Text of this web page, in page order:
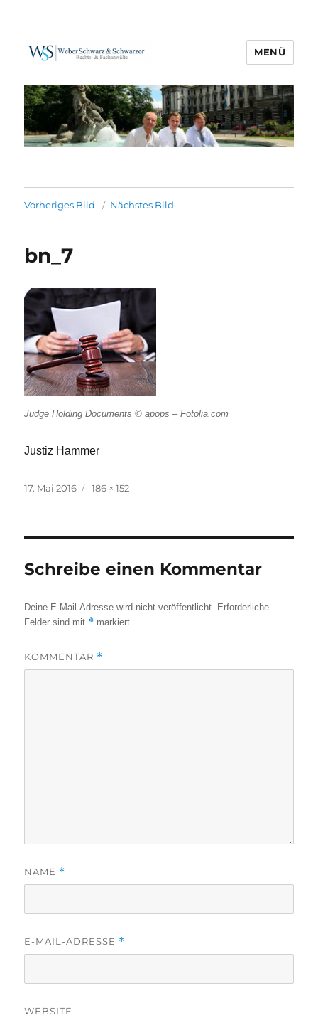
Weber Schwarz & Schwarzer
MENÜ
Vorheriges Bild Nächstes Bild
bn_7
Judge Holding Documents © apops – Fotolia.com
Justiz Hammer
Veröffentlicht
17. Mai 2016 Originalgröße
186 × 152
Schreibe einen Kommentar
Deine E-Mail-Adresse wird nicht veröffentlicht. Erforderliche
Felder sind mit * markiert
KOMMENTAR *
NAME *
E-MAIL-ADRESSE *
WEBSITE